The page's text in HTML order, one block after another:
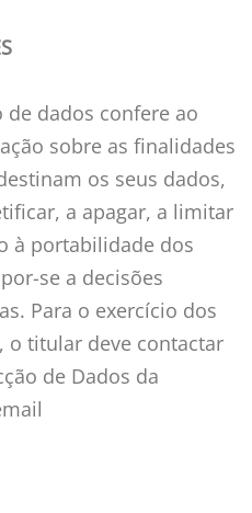
de dados confere ao
sobre as finalidades
os seus dados,
a apagar, a limitar
à portabilidade dos
se a decisões
Para o exercício dos
o titular deve contactar
de Dados da